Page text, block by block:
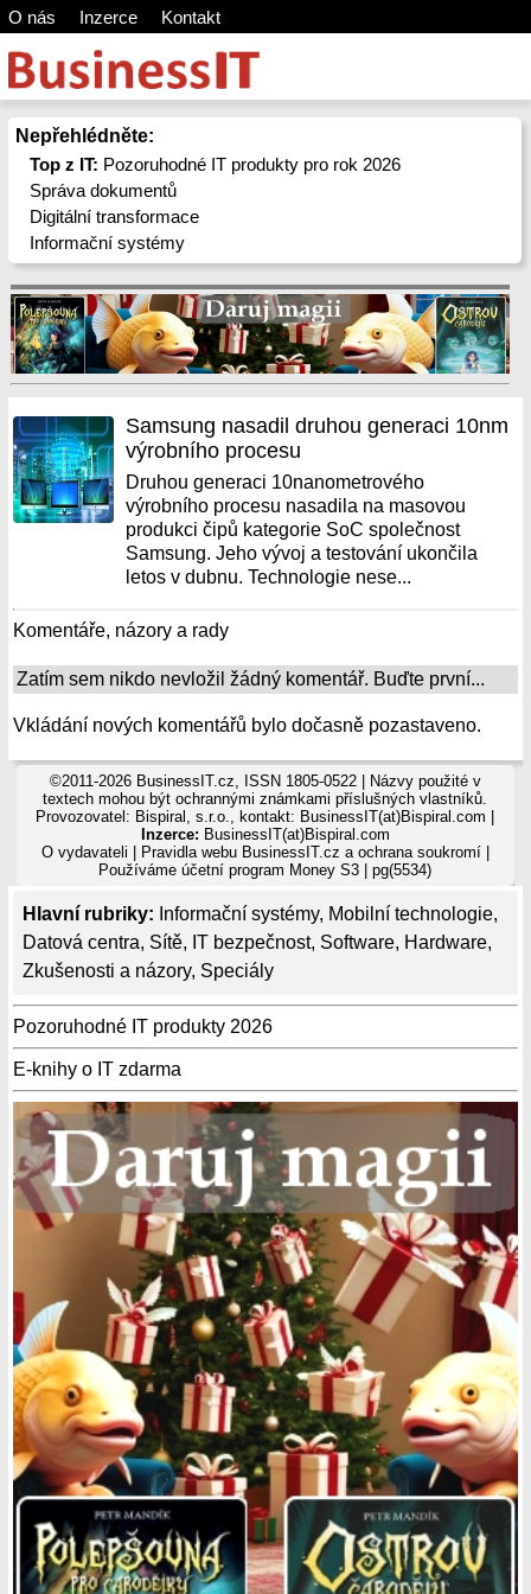
O nás Inzerce Kontakt
Nepřehlédněte:
Top z IT: Pozoruhodné IT produkty pro rok 2026
Správa dokumentů
Digitální transformace
Informační systémy
Hlavní rubriky: Informační systémy, Mobilní technologie,
Datová centra, Sítě, IT bezpečnost, Software, Hardware,
Zkušenosti a názory, Speciály
Pozoruhodné IT produkty 2026
E-knihy o IT zdarma
Samsung nasadil druhou generaci 10nm
výrobního procesu
Druhou generaci 10nanometrového
výrobního procesu nasadila na masovou
produkci čipů kategorie SoC společnost
Samsung. Jeho vývoj a testování ukončila
letos v dubnu. Technologie nese...
Komentáře, názory a rady
Zatím sem nikdo nevložil žádný komentář. Buďte první...
Vkládání nových komentářů bylo dočasně pozastaveno.
©2011-2026 BusinessIT.cz, ISSN 1805-0522 | Názvy použité v
textech mohou být ochrannými známkami příslušných vlastníků.
Provozovatel: Bispiral, s.r.o., kontakt: BusinessIT(at)Bispiral.com |
Inzerce: BusinessIT(at)Bispiral.com
O vydavateli
Pravidla webu BusinessIT.cz a ochrana soukromí|
Používámeúčetní program Money S3 | pg(5534)